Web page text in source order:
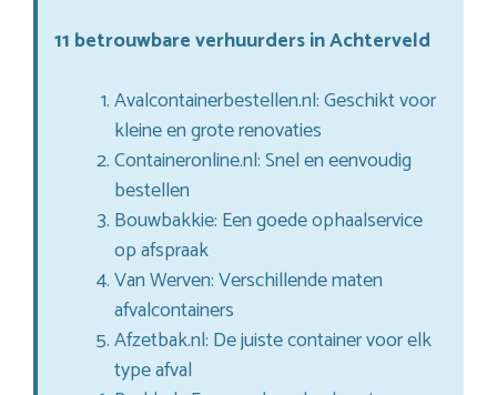
11 betrouwbare verhuurders in Achterveld
Avalcontainerbestellen.nl: Geschikt voor
kleine en grote renovaties
Containeronline.nl: Snel en eenvoudig
bestellen
Bouwbakkie: Een goede ophaalservice
op afspraak
Van Werven: Verschillende maten
afvalcontainers
Afzetbak.nl: De juiste container voor elk
type afval